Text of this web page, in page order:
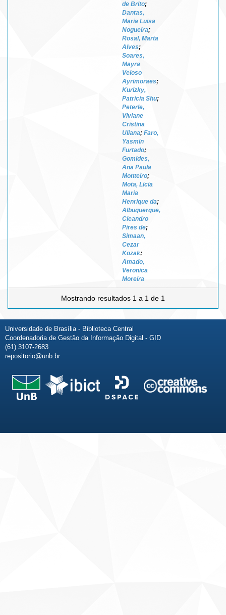
de Brito;
Dantas,
Maria Luisa
Nogueira;
Rosal, Marta
Alves;
Soares,
Mayra
Veloso
Ayrimoraes;
Kurizky,
Patricia Shu;
Peterle,
Viviane
Cristina
Uliana; Faro,
Yasmin
Furtado;
Gomides,
Ana Paula
Monteiro;
Mota, Licia
Maria
Henrique da;
Albuquerque,
Cleandro
Pires de;
Simaan,
Cezar
Kozak;
Amado,
Veronica
Moreira
Mostrando resultados 1 a 1 de 1
Universidade de Brasília - Biblioteca Central
Coordenadoria de Gestão da Informação Digital - GID
(61) 3107-2683
repositorio@unb.br